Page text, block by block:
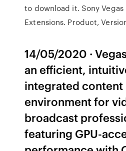
to download it. Sony Vegas
Extensions. Product,
14/05/2020 ·
an efficient,
integrated
environment for
broadcast
featuring GPU-